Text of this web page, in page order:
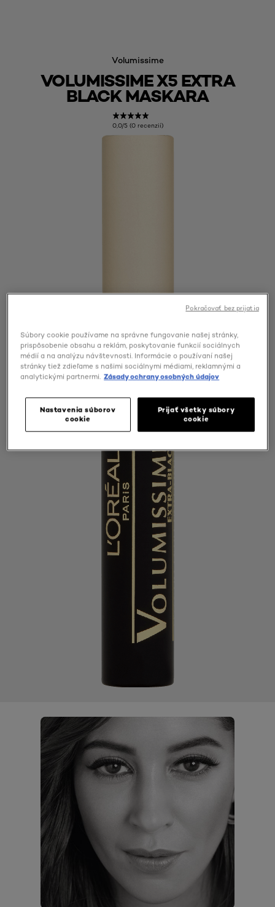
Volumissime
VOLUMISSIME X5 EXTRA
BLACK MASKARA
0,0/5 (0 recenzií)
Súbory cookie používame na správne fungovanie našej stránky,
prispôsobenie obsahu a reklám, poskytovanie funkcií sociálnych
médií a na analýzu návštevnosti. Informácie o používaní našej
stránky tiež zdieľame s našimi sociálnymi médiami, reklamnými a
analytickými partnermi. Zásady ochrany osobných údajov
Nastavenia súborov
cookie
Prijať všetky súbory
cookie
Pokračovať bez prijatia